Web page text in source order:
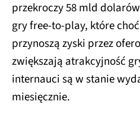
przekroczy 58 mld
gry free-to-play, które
przynoszą zyski przez
zwiększają atrakcyjność
internauci są w stanie
miesięcznie.